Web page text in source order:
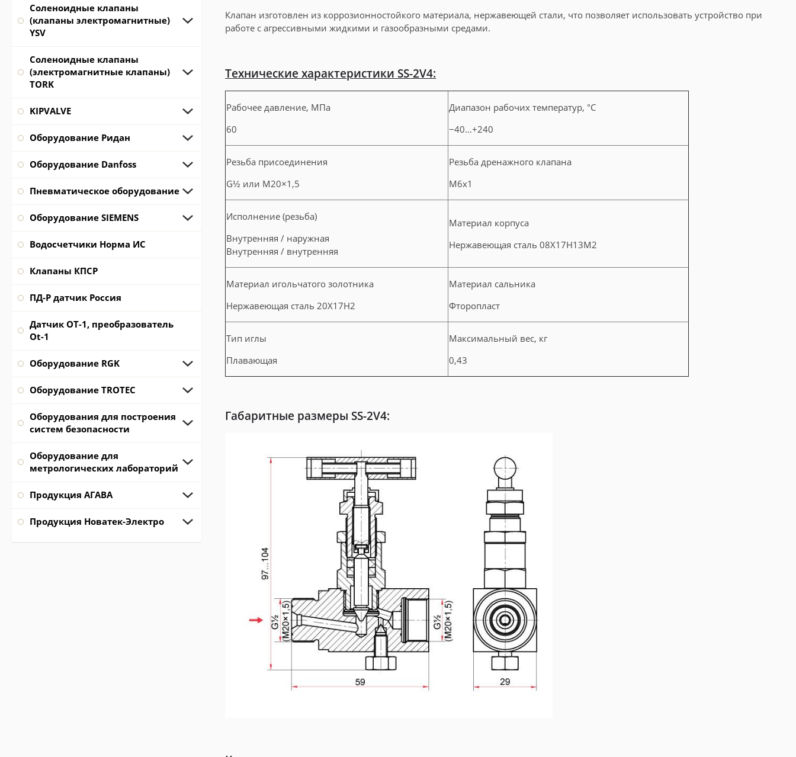
Соленоидные клапаны
(клапаны электромагнитные)
YSV
Соленоидные клапаны
(электромагнитные клапаны)
TORK
KIPVALVE
Оборудование Ридан
Оборудование Danfoss
Пневматическое оборудование
Оборудование SIEMENS
Водосчетчики Норма ИС
Клапаны КПСР
ПД-Р датчик Россия
Датчик ОТ-1, преобразователь
Ot-1
Оборудование RGK
Оборудование TROTEC
Оборудования для построения
систем безопасности
Оборудование для
метрологических лабораторий
Продукция АГАВА
Продукция Новатек-Электро
Клапан изготовлен из коррозионностойкого материала, нержавеющей стали, что позволяет использовать устройство при
работе с агрессивными жидкими и газообразными средами.
Технические характеристики SS-2V4:
Рабочее давление, МПа
60
Диапазон рабочих температур, °C
−40…+240
Резьба присоединения
G½ или M20×1,5
Резьба дренажного клапана
M6x1
Исполнение (резьба)
Внутренняя / наружная
Внутренняя / внутренняя
Материал корпуса
Нержавеющая сталь 08Х17Н13М2
Материал игольчатого золотника
Нержавеющая сталь 20Х17Н2
Материал сальника
Фторопласт
Тип иглы
Плавающая
Максимальный вес, кг
0,43
Габаритные размеры SS-2V4: